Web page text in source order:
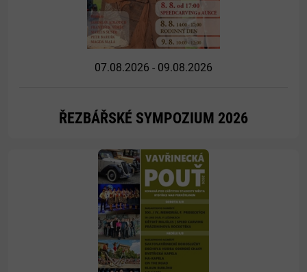
07.08.2026 - 09.08.2026
ŘEZBÁŘSKÉ SYMPOZIUM 2026
Více